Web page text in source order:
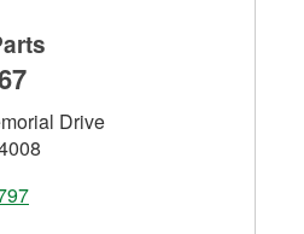
Drive